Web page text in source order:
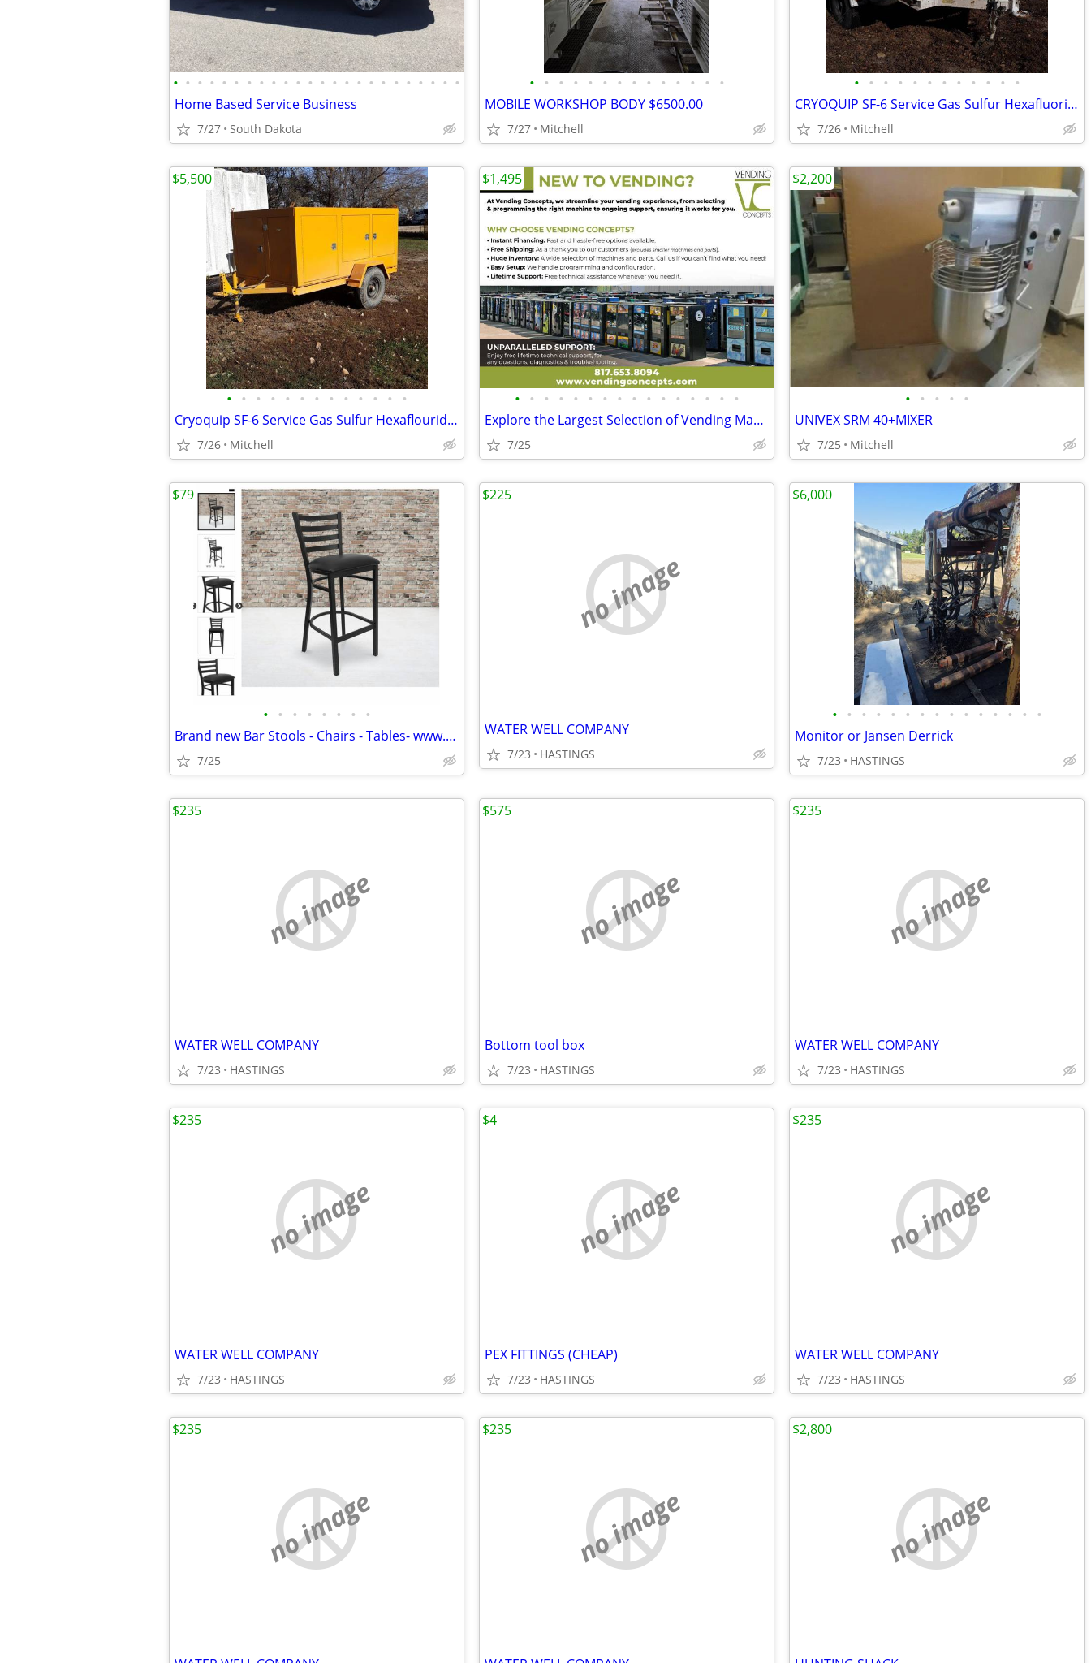
• • • • • • • • • • • • • • • • • • • • • • • •
Home Based Service Business
7/27 South Dakota
• • • • • • • • • • • • • •
MOBILE WORKSHOP BODY $6500.00
7/27 Mitchell
• • • • • • • • • • • •
CRYOQUIP SF-6 Service Gas Sulfur Hexafluoride Reclaimer Trailer White
7/26 Mitchell
• • • • • • • • • • • • •
Cryoquip SF-6 Service Gas Sulfur Hexaflouride Reclaimer Trailer Yellow
7/26 Mitchell
$5,500
• • • • • • • • • • • • • • • •
Explore the Largest Selection of Vending Machines in the USA!
7/25
$1,495
• • • • •
UNIVEX SRM 40+MIXER
7/25 Mitchell
$2,200
• • • • • • • •
Brand new Bar Stools - Chairs - Tables- www.wholesalebarstoolclub.com
7/25
$79
no image
WATER WELL COMPANY
7/23 HASTINGS
$225
• • • • • • • • • • • • • • •
Monitor or Jansen Derrick
7/23 HASTINGS
$6,000
no image
WATER WELL COMPANY
7/23 HASTINGS
$235
no image
Bottom tool box
7/23 HASTINGS
$575
no image
WATER WELL COMPANY
7/23 HASTINGS
$235
no image
WATER WELL COMPANY
7/23 HASTINGS
$235
no image
PEX FITTINGS (CHEAP)
7/23 HASTINGS
$4
no image
WATER WELL COMPANY
7/23 HASTINGS
$235
no image
$235
no image
$235
no image
$2,800